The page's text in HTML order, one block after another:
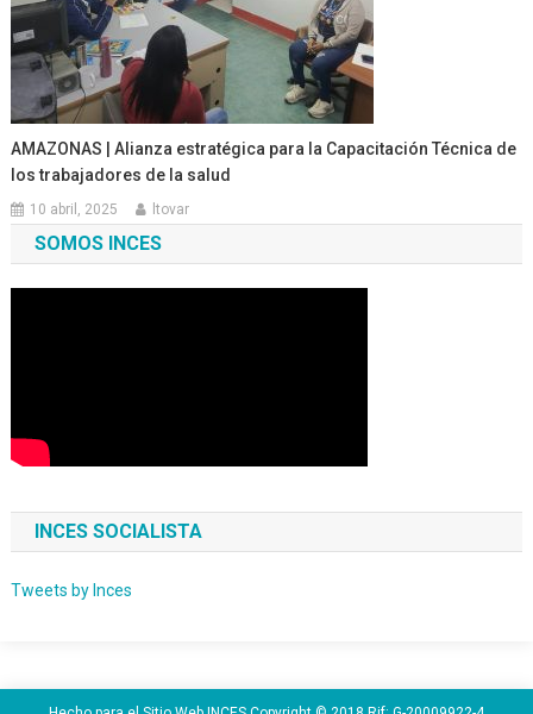
AMAZONAS | Alianza estratégica para la Capacitación Técnica de
los trabajadores de la salud
10 abril, 2025 ltovar
SOMOS INCES
INCES SOCIALISTA
Tweets by Inces